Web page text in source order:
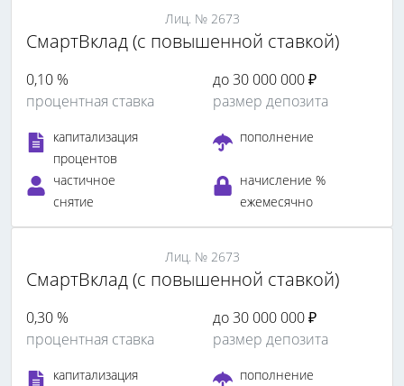
Лиц. № 2673
СмартВклад (с повышенной ставкой)
0,10 %
процентная ставка
до 30 000 000 ₽
размер депозита
капитализация
процентов
пополнение
частичное
снятие
начисление %
ежемесячно
Лиц. № 2673
СмартВклад (с повышенной ставкой)
0,30 %
процентная ставка
до 30 000 000 ₽
размер депозита
капитализация
пополнение